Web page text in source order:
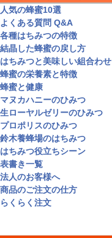
人気の蜂蜜10選
よくある質問 Q&A
各種はちみつの特徴
結晶した蜂蜜の戻し方
はちみつと美味しい組合わせ
蜂蜜の栄養素と特徴
蜂蜜と健康
マヌカハニーのひみつ
生ローヤルゼリーのひみつ
プロポリスのひみつ
鈴木養蜂場のはちみつ
はちみつ役立ちシーン
表書き一覧
法人のお客様へ
商品のご注文の仕方
らくらく注文